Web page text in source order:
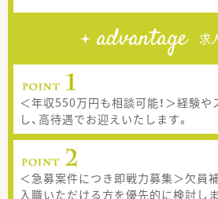
advantage 求
＜年収550万円も相談可能！＞経験
し、高待遇でお迎えいたします。
＜急募案件につき即戦力募集＞欠員
入職いただける方を優先的に検討しま